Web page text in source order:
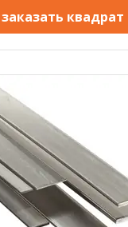
заказать квадрат